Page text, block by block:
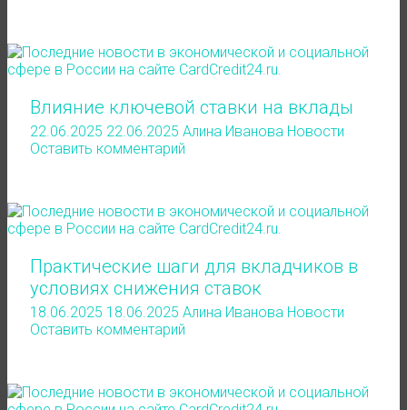
Влияние ключевой ставки на вклады
22.06.2025 22.06.2025 Алина Иванова Новости
Оставить комментарий
Практические шаги для вкладчиков в
условиях снижения ставок
18.06.2025 18.06.2025 Алина Иванова Новости
Оставить комментарий